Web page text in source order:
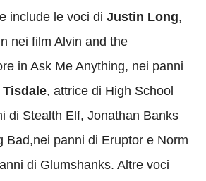
include le voci di Justin Long,
nei film Alvin and the
in Ask Me Anything, nei panni
, attrice di High School
di Stealth Elf, Jonathan Banks
Bad,nei panni di Eruptor e Norm
di Glumshanks. Altre voci